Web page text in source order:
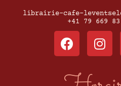
librairie-cafe-
+41 79 669